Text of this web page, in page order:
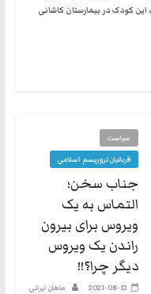
کودک در بیمارستان کاشانی
سیاست
قربانیان تروریسم اسلامی
جناب سخن؛
التماس به یک
ویروس برای بیرون
راندن یک ویروس
دیگر چرا؟!!
2021-08-12 ماهان ایرانی